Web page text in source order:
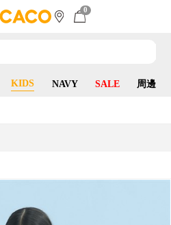
0
KIDS NAVY SALE 周邊